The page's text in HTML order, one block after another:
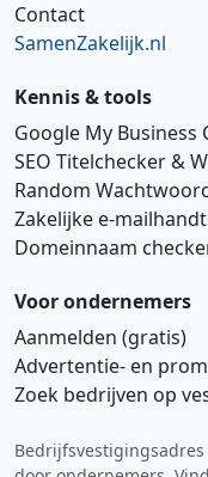
Contact
SamenZakelijk.nl
Kennis & tools
Google My Business
SEO Titelchecker &
Random
Zakelijke
Domeinnaam
Voor ondernemers
Aanmelden (gratis)
Advertentie‑ en
Zoek bedrijven op
Hi 👋 We